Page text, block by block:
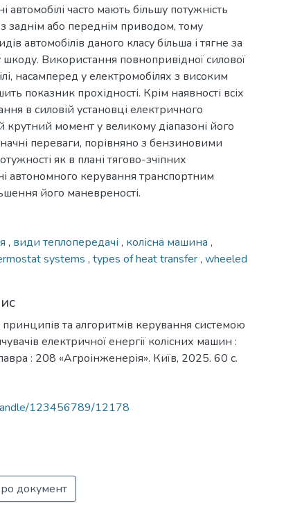
автомобілі часто мають більшу потужність
заднім або переднім приводом, тому
автомобілів даного класу більша і тягне за
шкоду. Використання повнопривідної силової
насамперед у електромобілях з високим
показник прохідності. Крім наявності всіх
в силовій установці електричного
момент у великому діапазоні його
переваги, порівняно з бензиновими
як в плані тягово-зчіпних
автономного керування транспортним
його маневреності.
, види теплопередачі , колісна машина ,
systems , types of heat transfer, wheeled
та алгоритмів керування системою
електричної енергії колісних машин :
: 208 «Агроінженерія». Київ, 2025. 60 с.
123456789/12178
документ